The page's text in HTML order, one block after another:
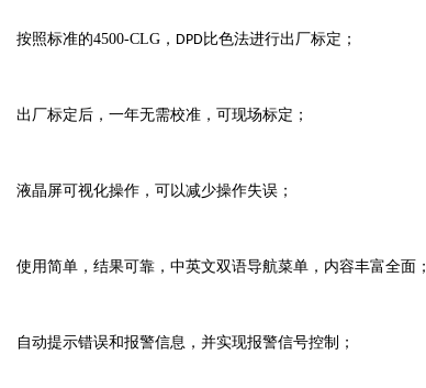
按照标准的4500-CLG ， DPD比色法进行出厂标定；
出厂标定后，一年无需校准，可现场标定；
液晶屏可视化操作，可以减少操作失误；
使用简单，结果可靠，中英文双语导航菜单，内容丰富全面；
自动提示错误和报警信息，并实现报警信号控制；